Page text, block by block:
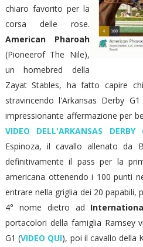
chiaro favorito per la
corsa delle rose.
American Pharoah
(Pioneerof The Nile),
un homebred della
Zayat Stables, ha fatto capire
stravincendo l'Arkansas Derby
impressionante affermazione per
VIDEO DELL'ARKANSAS DERBY
Espinoza, il cavallo allenato da
definitivamente il pass per la
americana ottenendo i 100 punti
entrare nella griglia dei 20 papabili,
4° nome dietro ad
portacolori della famiglia Ramsey
G1 (VIDEO QUI), poi il cavallo della